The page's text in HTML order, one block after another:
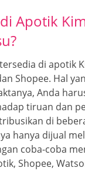
Apotik
di apotik
Shopee. Hal
Anda
tiruan dan
di
hanya dijual
coba-coba
Shopee,